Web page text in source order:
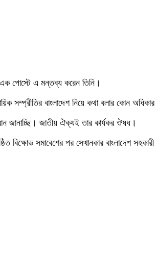
এক পোস্টে এ মন্তব্য করেন তিনি।
সম্প্রীতির বাংলাদেশ নিয়ে কথা বলার কোন অধিকার
জানাচ্ছি। জাতীয় ঐক্যই তার কার্যকর ঔষধ।
বিক্ষোভ সমাবেশের পর সেখানকার বাংলাদেশ